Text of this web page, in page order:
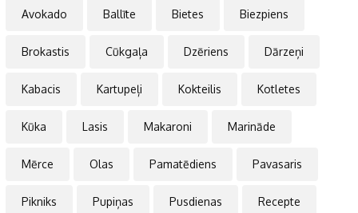
Avokado Ballīte Bietes Biezpiens
Brokastis Cūkgaļa Dzēriens Dārzeņi
Kabacis Kartupeļi Kokteilis Kotletes
Kūka Lasis Makaroni Marināde
Mērce Olas Pamatēdiens Pavasaris
Pikniks Pupiņas Pusdienas Recepte